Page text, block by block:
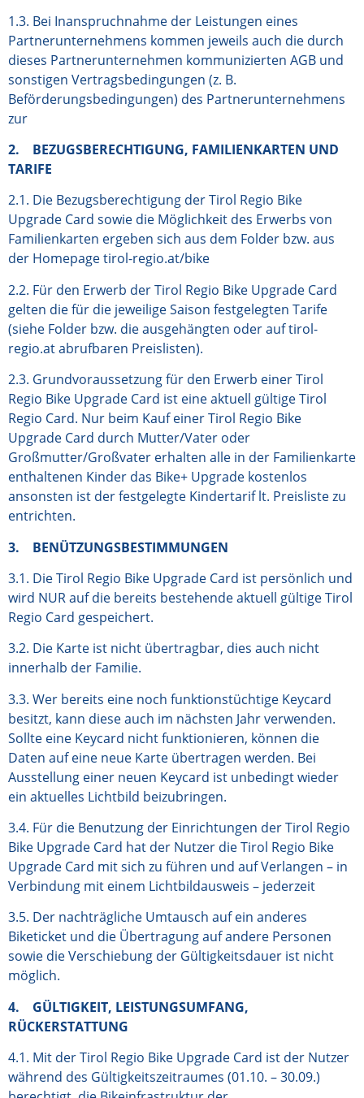
1.3. Bei Inanspruchnahme der Leistungen eines
Partnerunternehmens kommen jeweils auch die durch
dieses Partnerunternehmen kommunizierten AGB und
sonstigen Vertragsbedingungen (z. B.
Beförderungsbedingungen) des Partnerunternehmens
zur
2. BEZUGSBERECHTIGUNG, FAMILIENKARTEN UND
TARIFE
2.1. Die Bezugsberechtigung der Tirol Regio Bike
Upgrade Card sowie die Möglichkeit des Erwerbs von
Familienkarten ergeben sich aus dem Folder bzw. aus
der Homepage tirol-regio.at/bike
2.2. Für den Erwerb der Tirol Regio Bike Upgrade Card
gelten die für die jeweilige Saison festgelegten Tarife
(siehe Folder bzw. die ausgehängten oder auftirol-
regio.atabrufbaren Preislisten).
2.3. Grundvoraussetzung für den Erwerb einer Tirol
Regio Bike Upgrade Card ist eine aktuell gültige Tirol
Regio Card. Nur beim Kauf einer Tirol Regio Bike
Upgrade Card durch Mutter/Vater oder
Großmutter/Großvater erhalten alle in der Familienkarte
enthaltenen Kinder das Bike+ Upgrade kostenlos
ansonsten ist der festgelegte Kindertarif lt. Preisliste zu
entrichten.
3. BENÜTZUNGSBESTIMMUNGEN
3.1. Die Tirol Regio Bike Upgrade Card ist persönlich und
wird NUR auf die bereits bestehende aktuell gültige Tirol
Regio Card gespeichert.
3.2. Die Karte ist nicht übertragbar, dies auch nicht
innerhalb der Familie.
3.3. Wer bereits eine noch funktionstüchtige Keycard
besitzt, kann diese auch im nächsten Jahr verwenden.
Sollte eine Keycard nicht funktionieren, können die
Daten auf eine neue Karte übertragen werden. Bei
Ausstellung einer neuen Keycard ist unbedingt wieder
ein aktuelles Lichtbild beizubringen.
3.4. Für die Benutzung der Einrichtungen der Tirol Regio
Bike Upgrade Card hat der Nutzer die Tirol Regio Bike
Upgrade Card mit sich zu führen und auf Verlangen – in
Verbindung mit einem Lichtbildausweis – jederzeit
3.5. Der nachträgliche Umtausch auf ein anderes
Biketicket und die Übertragung auf andere Personen
sowie die Verschiebung der Gültigkeitsdauer ist nicht
möglich.
4. GÜLTIGKEIT, LEISTUNGSUMFANG,
RÜCKERSTATTUNG
4.1. Mit der Tirol Regio Bike Upgrade Card ist der Nutzer
während des Gültigkeitszeitraumes (01.10. – 30.09.)